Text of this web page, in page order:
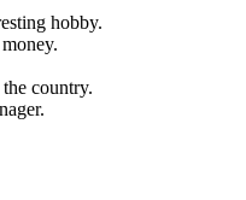
hobby.
country.